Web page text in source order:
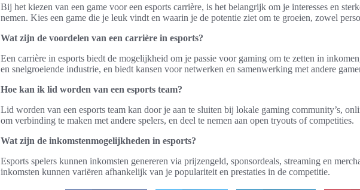
Bij het kiezen van een game voor een esports carrière, is het belangrijk om je interesses en
nemen. Kies een game die je leuk vindt en waarin je de potentie ziet om te groeien, zowel
Wat zijn de voordelen van een carrière in esports?
Een carrière in esports biedt de mogelijkheid om je passie voor gaming om te zetten in
en snelgroeiende industrie, en biedt kansen voor netwerken en samenwerking met andere
Hoe kan ik lid worden van een esports team?
Lid worden van een esports team kan door je aan te sluiten bij lokale gaming community’s,
om verbinding te maken met andere spelers, en deel te nemen aan open tryouts of competities.
Wat zijn de inkomstenmogelijkheden in esports?
Esports spelers kunnen inkomsten genereren via prijzengeld, sponsordeals, streaming en
inkomsten kunnen variëren afhankelijk van je populariteit en prestaties in de competitie.